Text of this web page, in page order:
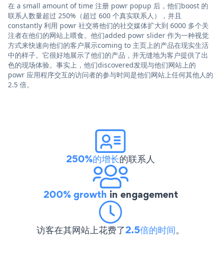
在 a small amount of time 注册 powr popup 后，他们boost 的
联系人数量超过 250%（超过 600 个真实联系人），并且
constantly 利用 powr 社交将他们的社交媒体扩大到 6000 多个关
注者在他们的网站上喂食。他们added powr slider 作为一种视觉
方式来快速向他们的客户展示coming to 主页上的产品在现实生活
中的样子。它很好地展示了他们的产品，并无缝地为客户提供了出
色的现场体验。事实上，他们discovered发现与他们网站上的
powr 应用程序交互的访问者的参与时间是他们网站上任何其他人的
2.5 倍。
250%的增长的联系人
200% growth in engagement
访客在其网站上花费了2.5倍的时间。